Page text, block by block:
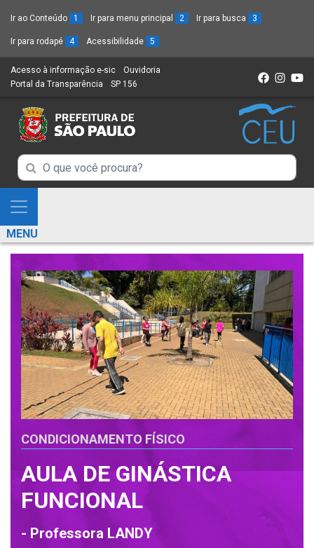
Ir ao Conteúdo 1 Ir para menu principal 2 Ir para busca 3
Ir para rodapé 4 Acessibilidade 5
Acesso à informação e-sic (Link
para
novo
sítio)
Ouvidoria
Portal da Transparência (Link
um
novo
SP 156
Campo
de
Busca
de
informações
Campo
de
de
informações
Mostra
e
Esconde
Menu
MENU
CONDICIONAMENTO FÍSICO
AULA DE GINÁSTICA
FUNCIONAL
- Professora LANDY